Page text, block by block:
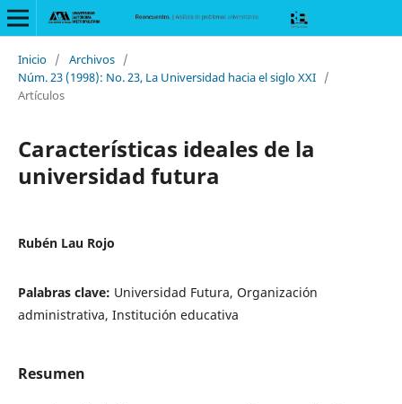
Inicio / Archivos /
Núm. 23 (1998): No. 23, La Universidad hacia el siglo XXI /
Artículos
Características ideales de la
universidad futura
Rubén Lau Rojo
Palabras clave: Universidad Futura, Organización
administrativa, Institución educativa
Resumen